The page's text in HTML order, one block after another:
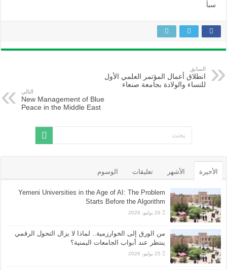
سبأ
السابق
انطلاق أعمال المؤتمر العلمي الأول
للنساء والولادة بجامعة صنعاء
التالي
New Management of Blue
Peace in the Middle East
الأخيرة الأشهر تعليقات الوسوم
Yemeni Universities in the Age of AI: The Problem
Starts Before the Algorithm
26 يوليو، 2026
من الورق إلى الخوارزمية.. لماذا لا يزال التحول الرقمي
ينتظر عند أبواب الجامعات اليمنية؟
25 يوليو، 2026